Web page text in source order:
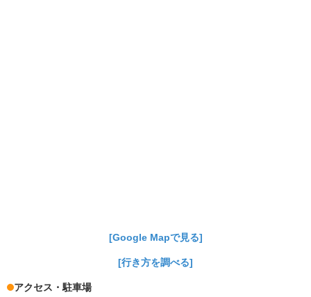
[Google Mapで見る]
[行き方を調べる]
アクセス・駐車場